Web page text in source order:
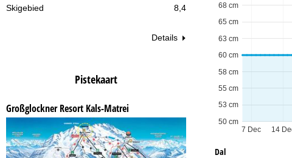
Skigebied 8,4
Details
Pistekaart
Großglockner Resort Kals-Matrei
7 Dec 14
50 cm
53 cm
55 cm
58 cm
60 cm
63 cm
65 cm
68 cm
Dal